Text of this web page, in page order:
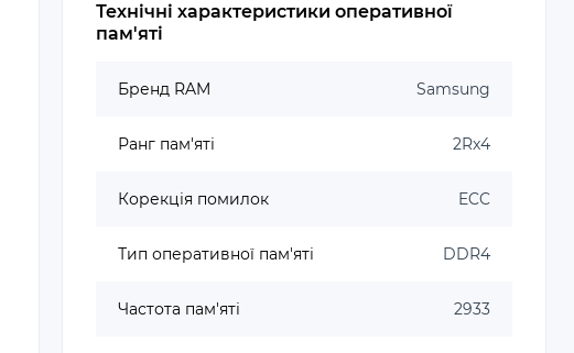
Технічні характеристики оперативної
пам'яті
Бренд RAM Samsung
Ранг пам'яті 2Rx4
Корекція помилок ECC
Тип оперативної пам'яті DDR4
Частота пам'яті 2933